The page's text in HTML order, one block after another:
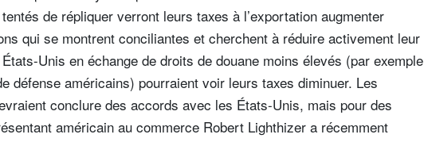
de répliquer verront leurs taxes à l’exportation augmenter
qui se montrent conciliantes et cherchent à réduire activement leur
Unis en échange de droits de douane moins élevés (par exemple
défense américains) pourraient voir leurs taxes diminuer. Les
conclure des accords avec les États-Unis, mais pour des
américain au commerce Robert Lighthizer a récemment